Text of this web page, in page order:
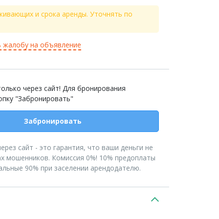
и срока аренды. Уточнять по
жалобу на объявление
через сайт! Для бронирования
"Забронировать"
Забронировать
сайт - это гарантия, что ваши деньги не
мошенников. Комиссия 0%! 10% предоплаты
90% при заселении арендодателю.